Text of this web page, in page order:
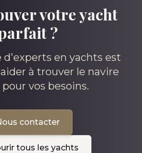
votre yacht
?
d'experts en yachts est
à trouver le navire
vos besoins.
contacter
tous les yachts